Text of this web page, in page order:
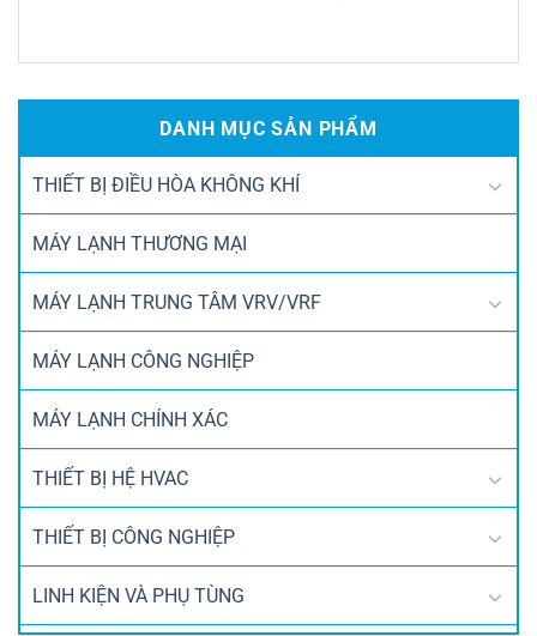
DANH MỤC SẢN PHẨM
THIẾT BỊ ĐIỀU HÒA KHÔNG KHÍ
MÁY LẠNH THƯƠNG MẠI
MÁY LẠNH TRUNG TÂM VRV/VRF
MÁY LẠNH CÔNG NGHIỆP
MÁY LẠNH CHÍNH XÁC
THIẾT BỊ HỆ HVAC
THIẾT BỊ CÔNG NGHIỆP
LINH KIỆN VÀ PHỤ TÙNG